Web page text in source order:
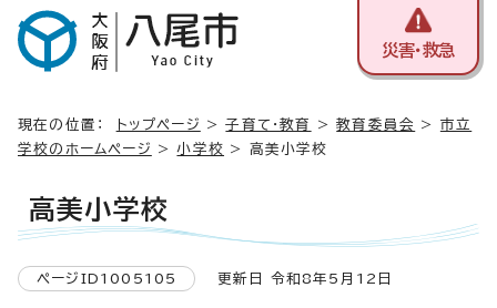
災害・救急
現在の位置： トップページ >子育て・教育 >教育委員会 > 市立
学校のホームページ
>小学校 > 高美小学校
高美小学校
ページID1005105 更新日 令和8年5月12日